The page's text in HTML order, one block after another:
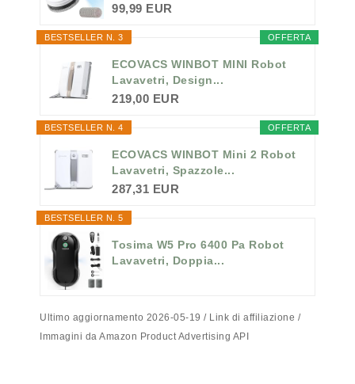
99,99 EUR
OFFERTA
BESTSELLER N. 3
ECOVACS WINBOT MINI Robot
Lavavetri, Design...
219,00 EUR
OFFERTA
BESTSELLER N. 4
ECOVACS WINBOT Mini 2 Robot
Lavavetri, Spazzole...
287,31 EUR
BESTSELLER N. 5
Tosima W5 Pro 6400 Pa Robot
Lavavetri, Doppia...
Ultimo aggiornamento 2026-05-19 / Link di affiliazione /
Immagini da Amazon Product Advertising API